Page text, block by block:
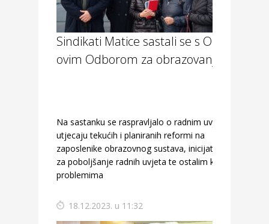
Sindikati Matice sastali se s OECD-
ovim Odborom za obrazovanje
Na sastanku se raspravljalo o radnim uvjetima,
utjecaju tekućih i planiranih reformi na
zaposlenike obrazovnog sustava, inicijativama
za poboljšanje radnih uvjeta te ostalim ključnim
problemima
18.12.2023. u 11:32